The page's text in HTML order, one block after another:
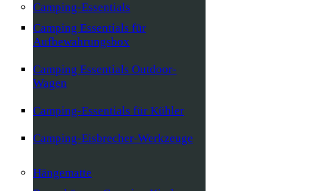
Camping-Essentials
Camping Essentials für
Aufbewahrungsbox
Camping Essentials Outdoor-
Wagen
Camping-Essentials für Kühler
Camping-Eisbrecher-Werkzeuge
Hängematte